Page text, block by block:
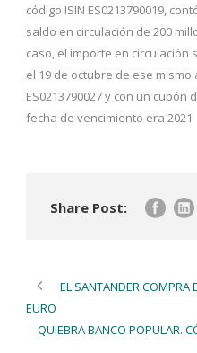
código ISIN ES0213790019,
saldo en circulación de 200
caso, el importe en circulación
el 19 de octubre de ese mismo
ES0213790027 y con un cupón
fecha de vencimiento era 2021
Share Post:
EL SANTANDER COMPRA
EURO
QUIEBRA BANCO POPULAR.